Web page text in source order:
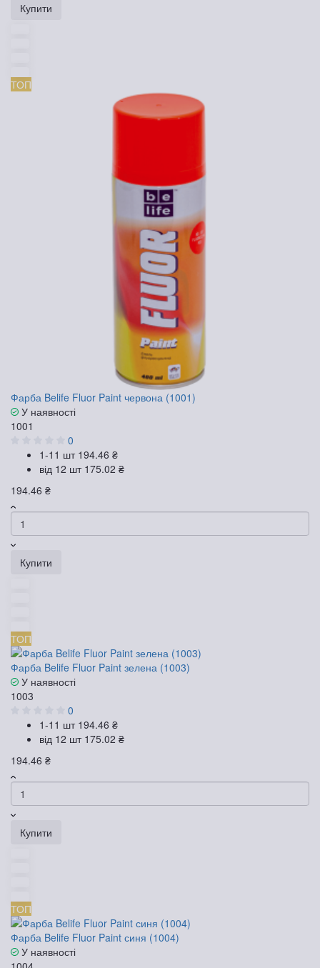
Купити
ТОП
Фарба Belife Fluor Paint червона (1001)
У наявності
1001
0
1-11 шт 194.46 ₴
від 12 шт 175.02 ₴
194.46 ₴
Купити
ТОП
Фарба Belife Fluor Paint зелена (1003)
У наявності
1003
0
1-11 шт 194.46 ₴
від 12 шт 175.02 ₴
194.46 ₴
Купити
ТОП
Фарба Belife Fluor Paint синя (1004)
У наявності